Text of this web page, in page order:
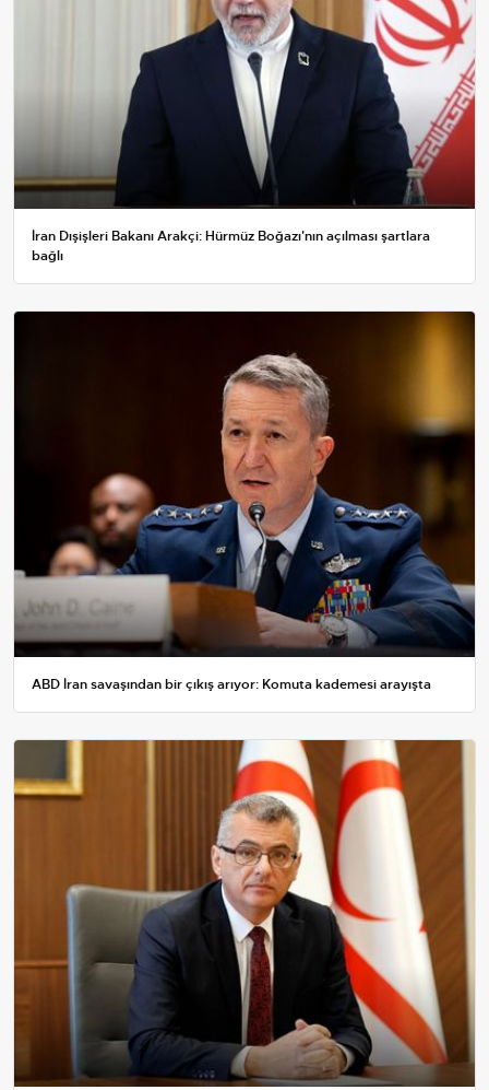
İran Dışişleri Bakanı Arakçi: Hürmüz Boğazı'nın açılması şartlara
bağlı
ABD İran savaşından bir çıkış arıyor: Komuta kademesi arayışta